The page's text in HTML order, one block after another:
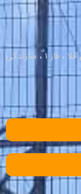
دفتر فروش : گلستان ، گرگان ، شهرک صنعتی آق قلا ، فاز 1 ، سازندگی